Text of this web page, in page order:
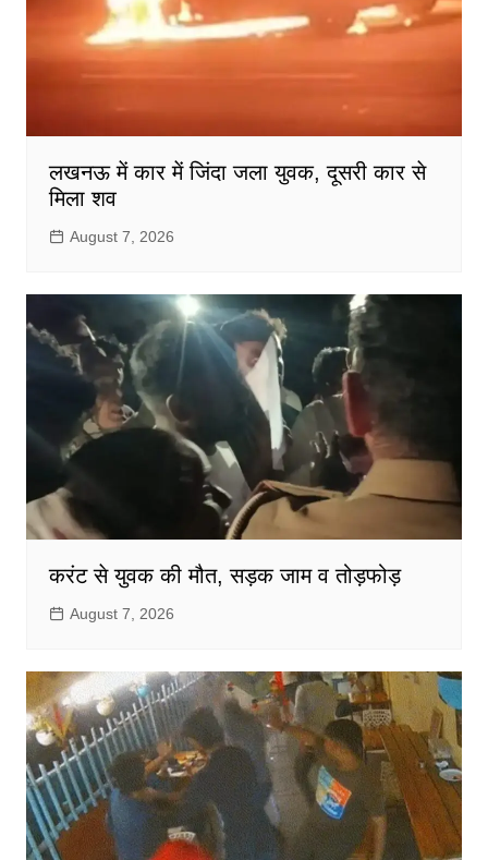
लखनऊ में कार में जिंदा जला युवक, दूसरी कार से
मिला शव
August 7, 2026
करंट से युवक की मौत, सड़क जाम व तोड़फोड़
August 7, 2026